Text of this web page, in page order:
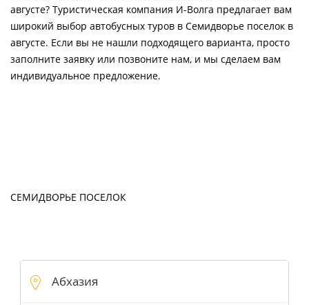
августе? Туристическая компания И-Волга предлагает вам
широкий выбор автобусных туров в Семидворье поселок в
августе. Если вы не нашли подходящего варианта, просто
заполните заявку или позвоните нам, и мы сделаем вам
индивидуальное предложение.
СЕМИДВОРЬЕ ПОСЕЛОК